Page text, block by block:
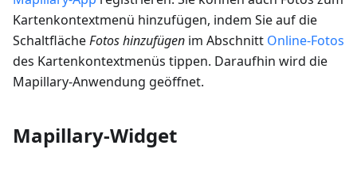
Kartenkontextmenü hinzufügen, indem Sie auf die
SchaltflächeFotos hinzufügen im Abschnitt Online-Fotos
des Kartenkontextmenüs tippen. Daraufhin wird die
Mapillary-Anwendung geöffnet.
Mapillary-Widget